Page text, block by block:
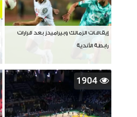
إيقافات الزمالك وبيراميدز بعد قرارات
رابطة الأندية
1904